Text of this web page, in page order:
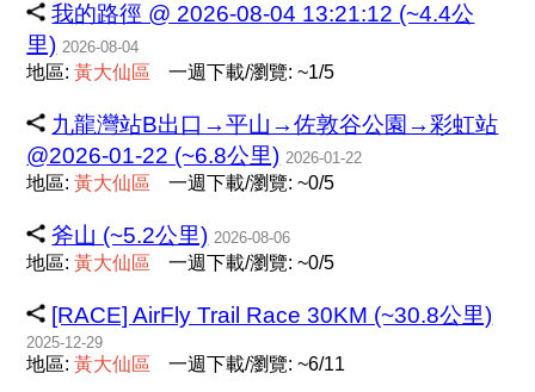
我的路徑 @ 2026-08-04 13:21:12 (~4.4公
里) 2026-08-04
地區:黃大仙區 一週下載/瀏覽: ~1/5
九龍灣站B出口→平山→佐敦谷公園→彩虹站
@2026-01-22 (~6.8公里) 2026-01-22
地區:黃大仙區 一週下載/瀏覽: ~0/5
斧山 (~5.2公里) 2026-08-06
地區:黃大仙區 一週下載/瀏覽: ~0/5
[RACE] AirFly Trail Race 30KM (~30.8公里)
2025-12-29
地區:黃大仙區 一週下載/瀏覽: ~6/11